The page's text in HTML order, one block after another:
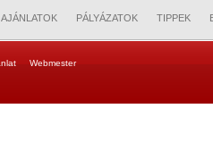
PÁLYÁZATOK TIPPEK
Webmester